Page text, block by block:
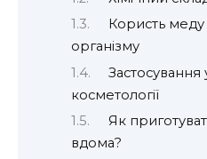
Користь
організму
Застосування
косметології
Як
вдома?